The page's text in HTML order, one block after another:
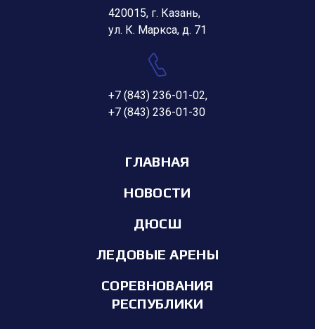
420015, г. Казань,
ул. К. Маркса, д. 71
+7 (843) 236-01-02,
+7 (843) 236-01-30
ГЛАВНАЯ
НОВОСТИ
ДЮСШ
ЛЕДОВЫЕ АРЕНЫ
СОРЕВНОВАНИЯ
РЕСПУБЛИКИ